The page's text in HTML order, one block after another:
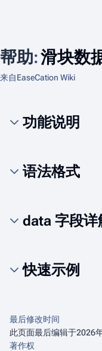
帮助:滑块数
来自EaseCation Wiki
功能说明
语法格式
data 字段详
快速示例
最后修改时间
此页面最后编辑于2026
著作权